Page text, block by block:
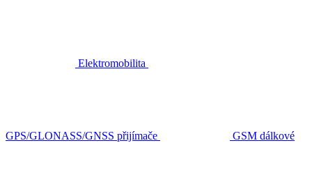
Elektromobilita
GPS/GLONASS/GNSS přijímače GSM dálkové